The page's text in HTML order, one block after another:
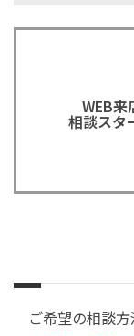
WEB来
相談スタ
ご希望の相談